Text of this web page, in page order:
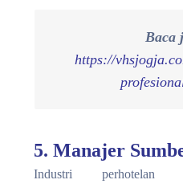
Baca
https://
5. Manajer
Industri perhotelan